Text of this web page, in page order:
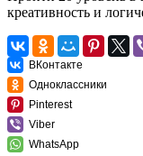
креативность и
ВКонтакте
Одноклассники
Pinterest
Viber
WhatsApp